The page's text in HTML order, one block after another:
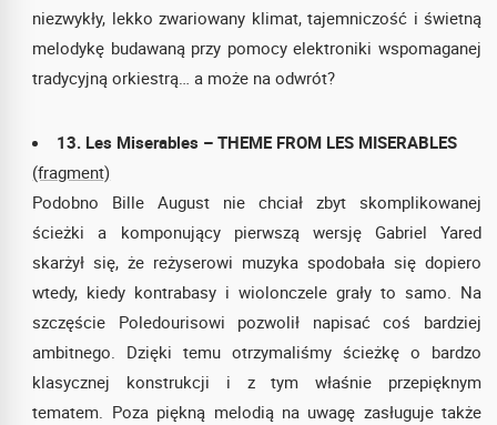
niezwykły, lekko zwariowany klimat, tajemniczość i świetną
melodykę budawaną przy pomocy elektroniki wspomaganej
tradycyjną orkiestrą… a może na odwrót?
13. Les Miserables – THEME FROM LES MISERABLES
(fragment)
Podobno Bille August nie chciał zbyt skomplikowanej
ścieżki a komponujący pierwszą wersję Gabriel Yared
skarżył się, że reżyserowi muzyka spodobała się dopiero
wtedy, kiedy kontrabasy i wiolonczele grały to samo. Na
szczęście Poledourisowi pozwolił napisać coś bardziej
ambitnego. Dzięki temu otrzymaliśmy ścieżkę o bardzo
klasycznej konstrukcji i z tym właśnie przepięknym
tematem. Poza piękną melodią na uwagę zasługuje także